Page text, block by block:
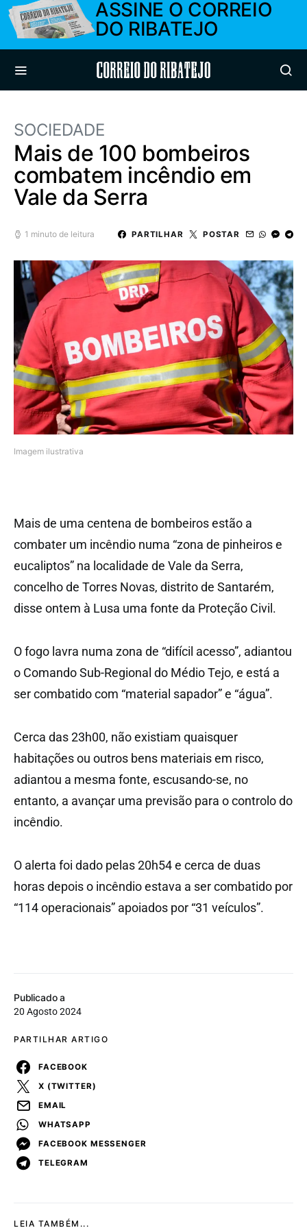
ASSINE O CORREIO
DO RIBATEJO
Correio do Ribatejo
SOCIEDADE
Mais de 100 bombeiros
combatem incêndio em
Vale da Serra
1 minuto de leitura PARTILHAR POSTAR
Imagem ilustrativa
Publicado a
20 Agosto 2024
PARTILHAR ARTIGO
FACEBOOK
X (TWITTER)
EMAIL
WHATSAPP
FACEBOOK MESSENGER
TELEGRAM
Mais de uma centena de bombeiros estão a
combater um incêndio numa “zona de pinheiros e
eucaliptos” na localidade de Vale da Serra,
concelho de Torres Novas, distrito de Santarém,
disse ontem à Lusa uma fonte da Proteção Civil.
O fogo lavra numa zona de “difícil acesso”, adiantou
o Comando Sub-Regional do Médio Tejo, e está a
ser combatido com “material sapador” e “água”.
Cerca das 23h00, não existiam quaisquer
habitações ou outros bens materiais em risco,
adiantou a mesma fonte, escusando-se, no
entanto, a avançar uma previsão para o controlo do
incêndio.
O alerta foi dado pelas 20h54 e cerca de duas
horas depois o incêndio estava a ser combatido por
“114 operacionais” apoiados por “31 veículos”.
LEIA TAMBÉM...